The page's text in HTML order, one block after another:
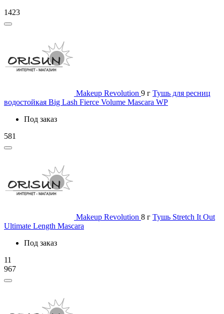
1423
Makeup Revolution 9 г Тушь для ресниц
водостойкая Big Lash Fierce Volume Mascara WP
Под заказ
581
Makeup Revolution 8 г Тушь Stretch It Out
Ultimate Length Mascara
Под заказ
11
967